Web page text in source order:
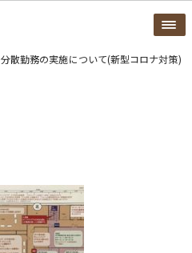
分散勤務の実施について(新型コロナ対策)